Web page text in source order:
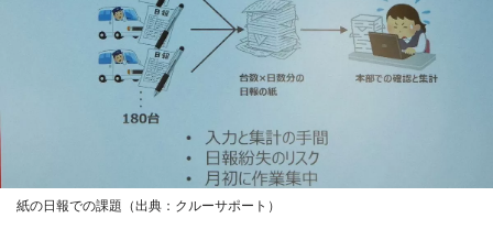
紙の日報での課題（出典：クルーサポート）